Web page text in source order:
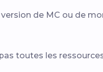
de MC ou de
toutes les